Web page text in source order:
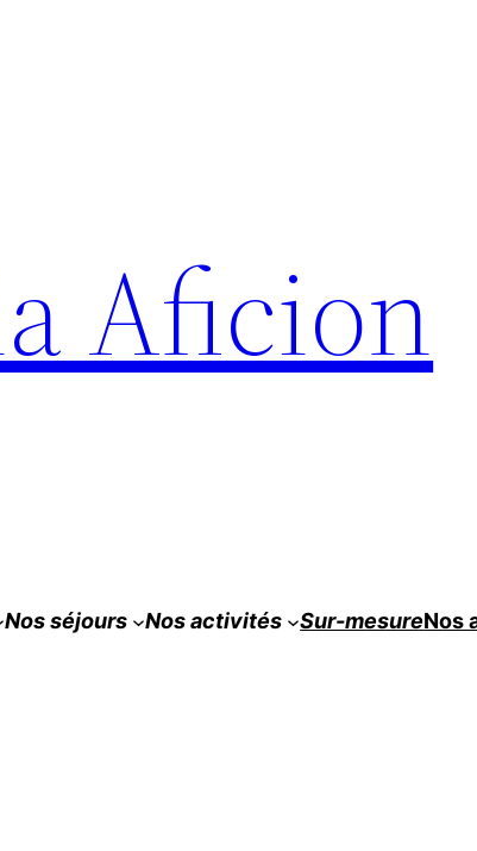
Aficion
Nos séjours Nosactivités Sur-mesureNos